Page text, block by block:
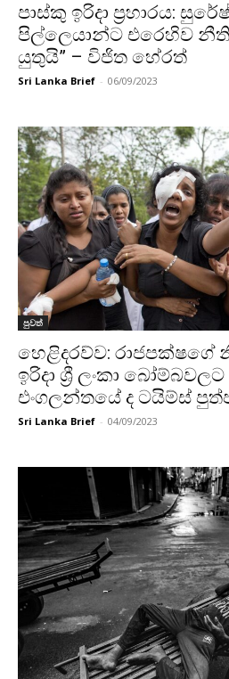
පාස්කු ඉරිදා ප්‍රහාරය:
පිල්ලෙයාන්ට එරෙහිව
යුතුයි” – විජිත හේරත්
Sri Lanka Brief - 06/09/2023
පුවත්
හෙළිදරව්ව: රාජපක්ෂගේ
ඉරිදා ශ්‍රී ලංකා
එංගලන්තයේ ද ටයිම්ස්
Sri Lanka Brief - 04/09/2023